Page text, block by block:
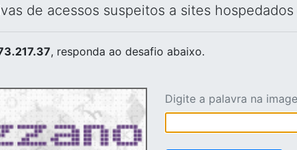
de acessos suspeitos a sites
, responda ao desafio abaixo.
Digite a palavra na